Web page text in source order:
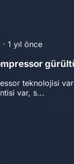
· 1 yıl önce
teknolojisi
var, s...